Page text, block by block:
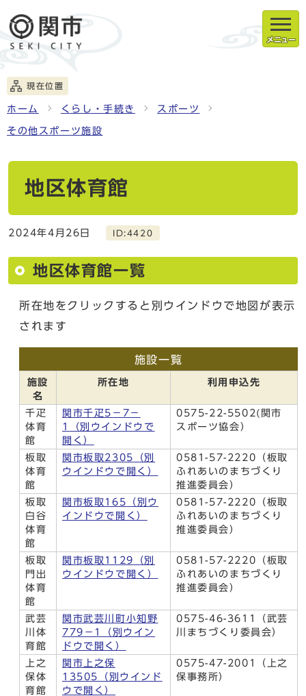
メニュー
現在位置
ホーム くらし・手続き スポーツ
その他スポーツ施設
地区体育館
2024年4月26日 ID:4420
地区体育館一覧
所在地をクリックすると別ウインドウで地図が表示
されます
施設一覧
施設
名
所在地 利用申込先
千疋
体育
館
関市千疋5－7－
1
（別ウインドウで
開く）
0575-22-5502(関市
スポーツ協会）
板取
体育
館
関市板取2305
（別
ウインドウで開く）
0581-57-2220（板取
ふれあいのまちづくり
推進委員会）
板取
白谷
体育
館
関市板取165 （別ウ
インドウで開く）
0581-57-2220（板取
ふれあいのまちづくり
推進委員会）
板取
門出
体育
館
関市板取1129
（別
ウインドウで開く）
0581-57-2220（板取
ふれあいのまちづくり
推進委員会）
武芸
川体
育館
関市武芸川町小知野
779－1
（別ウイン
ドウで開く）
0575-46-3611（武芸
川まちづくり委員会）
上之
保体
育館
関市上之保
13505
（別ウインド
ウで開く）
0575-47-2001（上之
保事務所）